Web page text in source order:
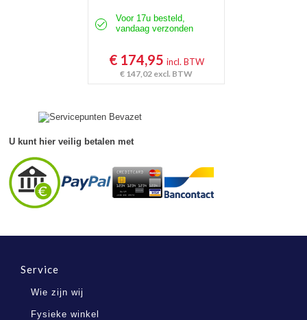
Voor 17u besteld,
vandaag verzonden
€ 174,95 incl. BTW
€ 147,02 excl. BTW
U kunt hier veilig betalen met
Service
Wie zijn wij
Fysieke winkel